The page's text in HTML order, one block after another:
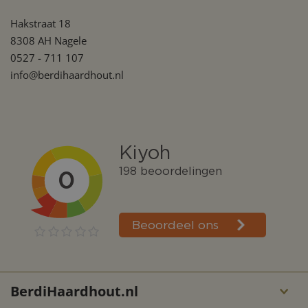
Hakstraat 18
8308 AH Nagele
0527 - 711 107
info@berdihaardhout.nl
BerdiHaardhout.nl